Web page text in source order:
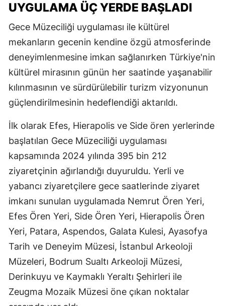
UYGULAMA ÜÇ YERDE BAŞLADI
Gece Müzeciliği uygulaması ile kültürel
mekanların gecenin kendine özgü atmosferinde
deneyimlenmesine imkan sağlanırken Türkiye'nin
kültürel mirasının günün her saatinde yaşanabilir
kılınmasının ve sürdürülebilir turizm vizyonunun
güçlendirilmesinin hedeflendiği aktarıldı.
İlk olarak Efes, Hierapolis ve Side ören yerlerinde
başlatılan Gece Müzeciliği uygulaması
kapsamında 2024 yılında 395 bin 212
ziyaretçinin ağırlandığı duyuruldu. Yerli ve
yabancı ziyaretçilere gece saatlerinde ziyaret
imkanı sunulan uygulamada Nemrut Ören Yeri,
Efes Ören Yeri, Side Ören Yeri, Hierapolis Ören
Yeri, Patara, Aspendos, Galata Kulesi, Ayasofya
Tarih ve Deneyim Müzesi, İstanbul Arkeoloji
Müzeleri, Bodrum Sualtı Arkeoloji Müzesi,
Derinkuyu ve Kaymaklı Yeraltı Şehirleri ile
Zeugma Mozaik Müzesi öne çıkan noktalar